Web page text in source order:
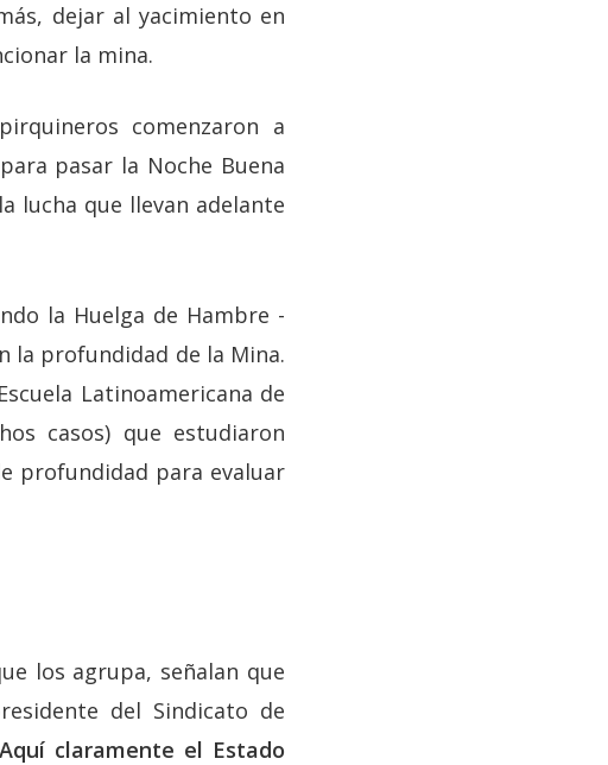
dejar al yacimiento en
la mina.
comenzaron a
pasar la Noche Buena
lucha que llevan adelante
la Huelga de Hambre -
la profundidad de la Mina.
Latinoamericana de
casos) que estudiaron
profundidad para evaluar
los agrupa, señalan que
del Sindicato de
Aquí claramente el Estado